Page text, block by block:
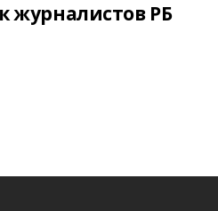
журналистов РБ